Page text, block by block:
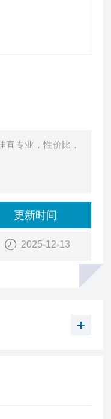
宜专业，性价比，
更新时间
2025-12-13